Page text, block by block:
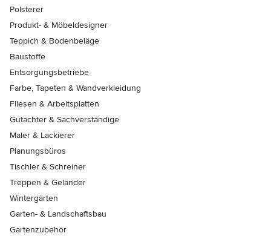
Polsterer
Produkt- & Möbeldesigner
Teppich & Bodenbeläge
Baustoffe
Entsorgungsbetriebe
Farbe, Tapeten & Wandverkleidung
Fliesen & Arbeitsplatten
Gutachter & Sachverständige
Maler & Lackierer
Planungsbüros
Tischler & Schreiner
Treppen & Geländer
Wintergärten
Garten- & Landschaftsbau
Gartenzubehör